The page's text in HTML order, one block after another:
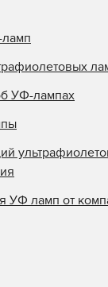
УФ-лампах
УФ ламп от